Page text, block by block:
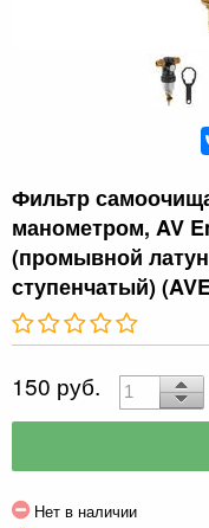
Фильтр
манометром, AV
(промывной
ступенчатый)
150 руб.
Нет в наличии